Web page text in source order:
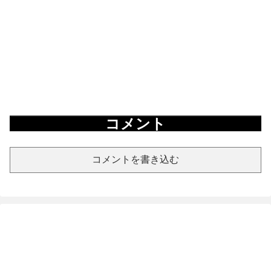
コメント
コメントを書き込む